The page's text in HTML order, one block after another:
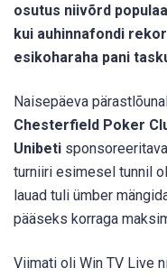
osutus niivõrd
kui auhinnafondi
esikoharaha pani
Naisepäeva
Chesterfield Poker
Unibeti
turniiri esimesel tunnil
lauad tuli ümber
pääseks korraga
Viimati oli Win TV Live